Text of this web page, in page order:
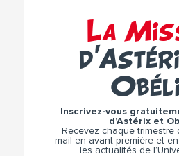
La
Inscrivez-vous
d’Astérix et
Recevez chaque trimestre
mail en avant-première et
les actualités de